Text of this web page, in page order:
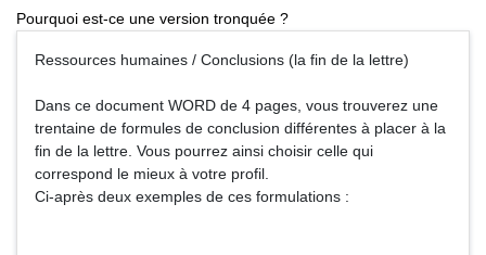
Pourquoi est-ce une version tronquée ?
Ressources humaines / Conclusions (la fin de la lettre)
Dans ce document WORD de 4 pages, vous trouverez une
trentaine de formules de conclusion différentes à placer à la
fin de la lettre. Vous pourrez ainsi choisir celle qui
correspond le mieux à votre profil.
Ci-après deux exemples de ces formulations :